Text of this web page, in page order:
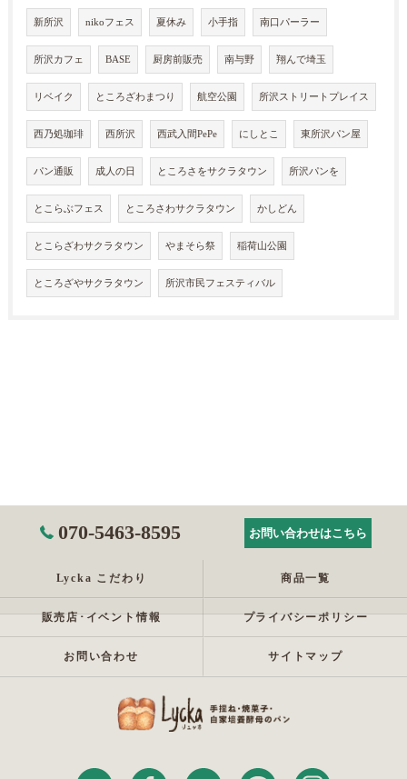
新所沢 nikoフェス 夏休み 小手指 南口パーラー
所沢カフェ BASE 厨房前販売 南与野 翔んで埼玉
リベイク ところざわまつり 航空公園 所沢ストリートプレイス
西乃処珈琲 西所沢 西武入間PePe にしとこ 東所沢パン屋
パン通販 成人の日 ところさをサクラタウン 所沢パンを
とこらぶフェス ところさわサクラタウン かしどん
とこらざわサクラタウン やまそら祭 稲荷山公園
ところざやサクラタウン 所沢市民フェスティバル
070-5463-8595 お問い合わせはこちら
Lycka こだわり 商品一覧
販売店･イベント情報 プライバシーポリシー
お問い合わせ サイトマップ